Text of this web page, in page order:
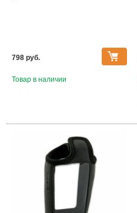
798 pуб.
Товар в наличии